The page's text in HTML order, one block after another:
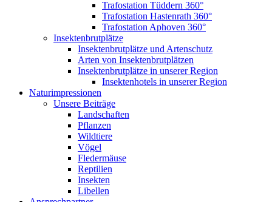
Trafostation Tüddern 360°
Trafostation Hastenrath 360°
Trafostation Aphoven 360°
Insektenbrutplätze
Insektenbrutplätze und Artenschutz
Arten von Insektenbrutplätzen
Insektenbrutplätze in unserer Region
Insektenhotels in unserer Region
Naturimpressionen
Unsere Beiträge
Landschaften
Pflanzen
Wildtiere
Vögel
Fledermäuse
Reptilien
Insekten
Libellen